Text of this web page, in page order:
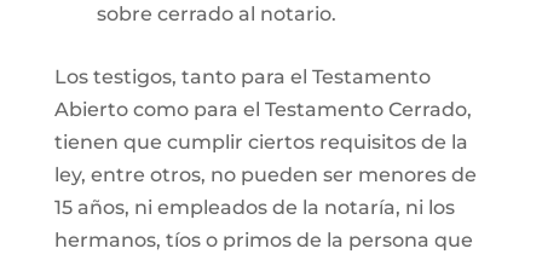
sobre cerrado al notario.
Los testigos, tanto para el Testamento
Abierto como para el Testamento Cerrado,
tienen que cumplir ciertos requisitos de la
ley, entre otros, no pueden ser menores de
15 años, ni empleados de la notaría, ni los
hermanos, tíos o primos de la persona que